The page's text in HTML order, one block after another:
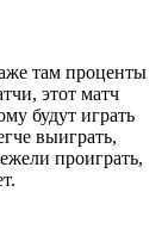
там проценты
этот матч
будут играть
выиграть,
проиграть,